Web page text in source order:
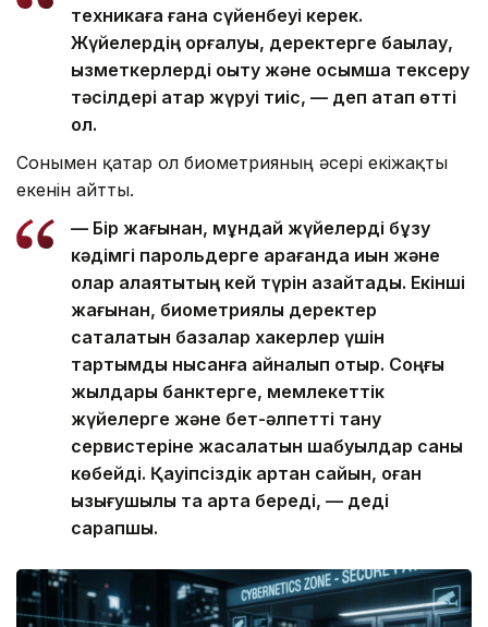
техникаға ғана сүйенбеуі керек.
Жүйелердің қорғалуы, деректерге бақылау,
қызметкерлерді оқыту және қосымша тексеру
тәсілдері қатар жүруі тиіс, — деп атап өтті
ол.
Сонымен қатар ол биометрияның әсері екіжақты
екенін айтты.
— Бір жағынан, мұндай жүйелерді бұзу
кәдімгі парольдерге қарағанда қиын және
олар алаяқтықтың кей түрін азайтады. Екінші
жағынан, биометриялық деректер
сақталатын базалар хакерлер үшін
тартымды нысанға айналып отыр. Соңғы
жылдары банктерге, мемлекеттік
жүйелерге және бет-әлпетті тану
сервистеріне жасалатын шабуылдар саны
көбейді. Қауіпсіздік артқан сайын, оған
қызығушылық та арта береді, — деді
сарапшы.